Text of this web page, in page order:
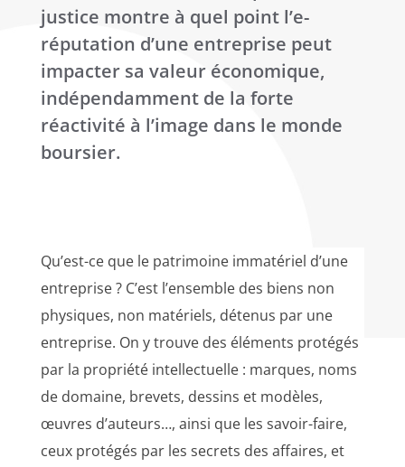
justice montre à quel point l’e-
réputation d’une entreprise peut
impacter sa valeur économique,
indépendamment de la forte
réactivité à l’image dans le monde
boursier.
Qu’est-ce que le patrimoine immatériel d’une
entreprise ? C’est l’ensemble des biens non
physiques, non matériels, détenus par une
entreprise. On y trouve des éléments protégés
par la propriété intellectuelle : marques, noms
de domaine, brevets, dessins et modèles,
œuvres d’auteurs…, ainsi que les savoir-faire,
ceux protégés par les secrets des affaires, et